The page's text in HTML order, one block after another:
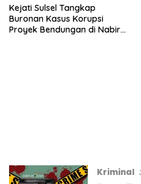
Kejati Sulsel Tangkap
Buronan Kasus Korupsi
Proyek Bendungan di Nabire
Kriminal